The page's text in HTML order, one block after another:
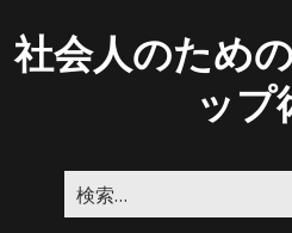
to
content
社会人のため
ップ
索: